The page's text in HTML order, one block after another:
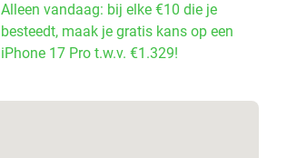
Alleen vandaag: bij elke €10 die je
besteedt, maak je gratis kans op een
iPhone 17 Pro t.w.v. €1.329!